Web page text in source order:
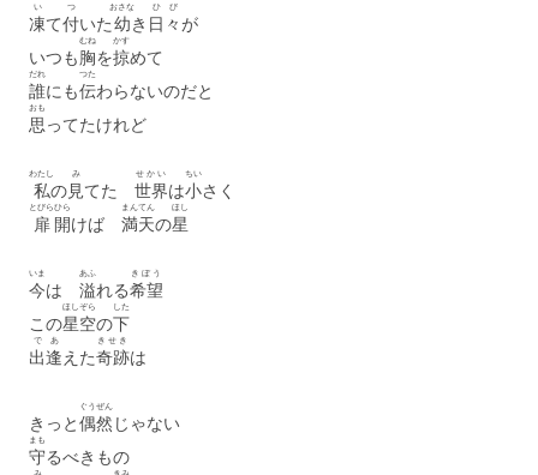
凍
い
て付
つ
いた幼
おさな
き 日々
ひび
が
いつも胸
むね
を掠
かす
めて
誰
だれ
にも伝
つた
わらないのだと
思
おも
ってたけれど
私
わたし
の見
み
てた 世界
せかい
は小
ちい
さく
扉
とびら
開
ひら
けば 満天
まんてん
の星
ほし
今
いま
は 溢
あふ
れる希望
きぼう
この星空
ほしぞら
の下
した
出
で
逢
あ
えた奇跡
きせき
は
きっと偶然
ぐうぜん
じゃない
守
まも
るべきもの